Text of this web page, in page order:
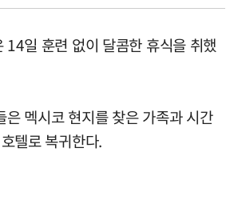
14일 훈련 없이 달콤한 휴식을 취했
은 멕시코 현지를 찾은 가족과 시간
텔로 복귀한다.